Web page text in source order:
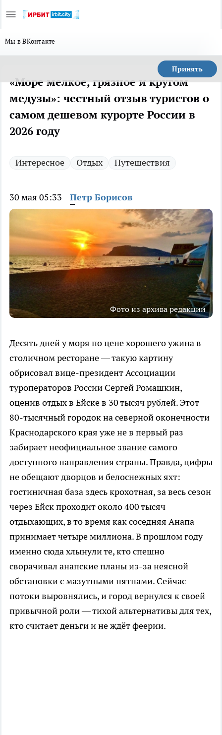
Мы в ВКонтакте
Принять
«Море мелкое, грязное и кругом
медузы»: честный отзыв туристов о
самом дешевом курорте России в
2026 году
Интересное Отдых Путешествия
30 мая 05:33 Петр Борисов
Фото из архива редакции
Десять дней у моря по цене хорошего ужина в
столичном ресторане — такую картину
обрисовал вице-президент Ассоциации
туроператоров России Сергей Ромашкин,
оценив отдых в Ейске в 30 тысяч рублей. Этот
80-тысячный городок на северной оконечности
Краснодарского края уже не в первый раз
забирает неофициальное звание самого
доступного направления страны. Правда, цифры
не обещают дворцов и белоснежных яхт:
гостиничная база здесь крохотная, за весь сезон
через Ейск проходит около 400 тысяч
отдыхающих, в то время как соседняя Анапа
принимает четыре миллиона. В прошлом году
именно сюда хлынули те, кто спешно
сворачивал анапские планы из-за неясной
обстановки с мазутными пятнами. Сейчас
потоки выровнялись, и город вернулся к своей
привычной роли — тихой альтернативы для тех,
кто считает деньги и не ждёт феерии.